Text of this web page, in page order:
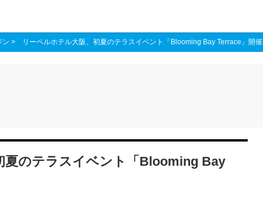
ン > リーベルホテル大阪、初夏のテラスイベント「Blooming Bay Terrace」開催
夏のテラスイベント「Blooming Bay